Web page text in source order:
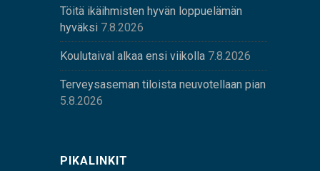
Töitä ikäihmisten hyvän loppuelämän
hyväksi 7.8.2026
Koulutaival alkaa ensi viikolla 7.8.2026
Terveysaseman tiloista neuvotellaan pian
5.8.2026
PIKALINKIT